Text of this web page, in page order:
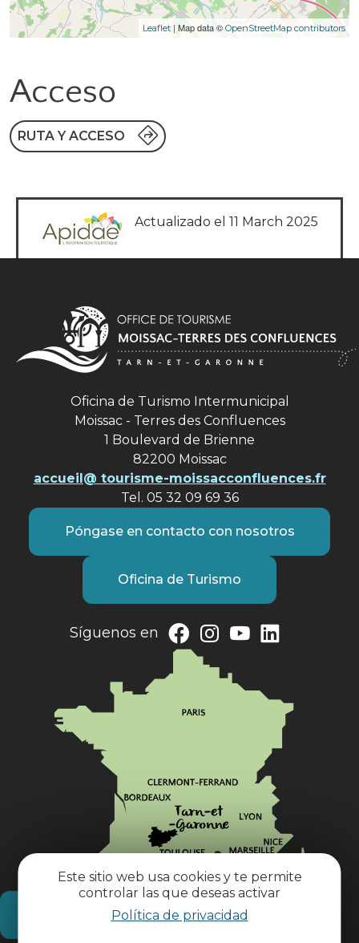
Este sitio web usa cookies y te permite
controlar las que deseas activar
Política de privacidad
Leaflet | Map data © OpenStreetMap contributors
Acceso
RUTA Y ACCESO
Actualizado el 11 March 2025
Oficina de Turismo Intermunicipal
Moissac - Terres des Confluences
1 Boulevard de Brienne
82200 Moissac
accueil@ tourisme-moissacconfluences.fr
Tel. 05 32 09 69 36
Póngase en contacto con nosotros
Oficina de Turismo
Síguenos en
¿Cómo llegar?